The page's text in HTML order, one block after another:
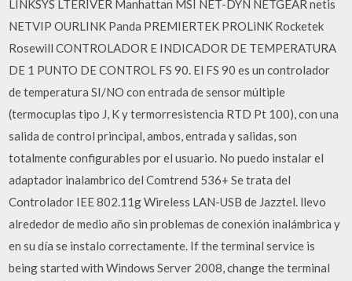
LINKSYS LTERIVER Manhattan MSI NET-DYN NETGEAR netis
NETVIP OURLINK Panda PREMIERTEK PROLiNK Rocketek
Rosewill CONTROLADOR E INDICADOR DE TEMPERATURA
DE 1 PUNTO DE CONTROL FS 90. El FS 90 es un controlador
de temperatura SI/NO con entrada de sensor múltiple
(termocuplas tipo J, K y termorresistencia RTD Pt 100), con una
salida de control principal, ambos, entrada y salidas, son
totalmente configurables por el usuario. No puedo instalar el
adaptador inalambrico del Comtrend 536+ Se trata del
Controlador IEE 802.11g Wireless LAN-USB de Jazztel. llevo
alrededor de medio año sin problemas de conexión inalámbrica y
en su día se instalo correctamente. If the terminal service is
being started with Windows Server 2008, change the terminal